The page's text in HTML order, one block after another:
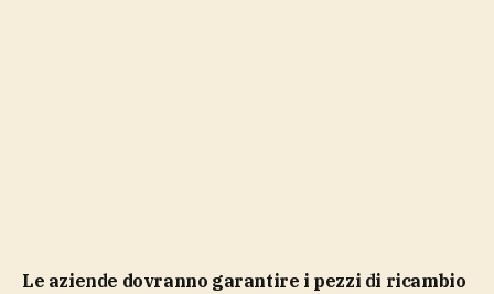
le aziende dovranno garantire i pezzi di ricambio